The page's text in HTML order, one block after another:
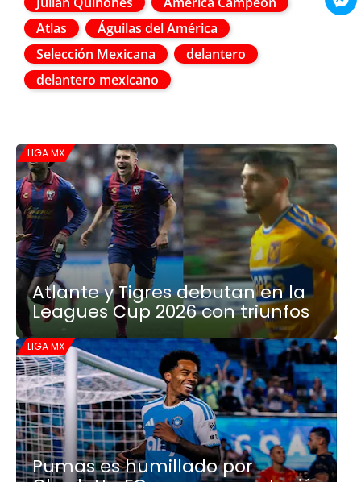
Atlas
Águilas del América
Selección Mexicana
delantero
delantero mexicano
LIGA MX
Atlante y Tigres debutan en la
Leagues Cup 2026 con triunfos
LIGA MX
Pumas es humillado por